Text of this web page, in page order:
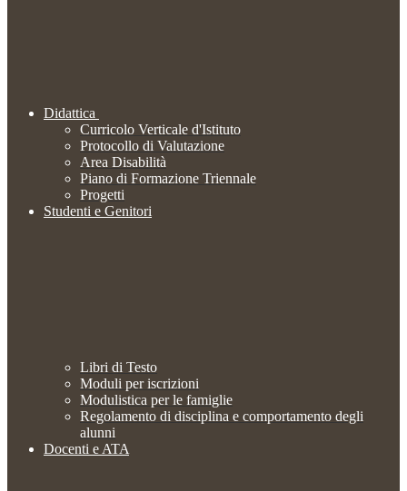
Didattica
Curricolo Verticale d'Istituto
Protocollo di Valutazione
Area Disabilità
Piano di Formazione Triennale
Progetti
Studenti e Genitori
Libri di Testo
Moduli per iscrizioni
Modulistica per le famiglie
Regolamento di disciplina e comportamento degli
alunni
Docenti e ATA